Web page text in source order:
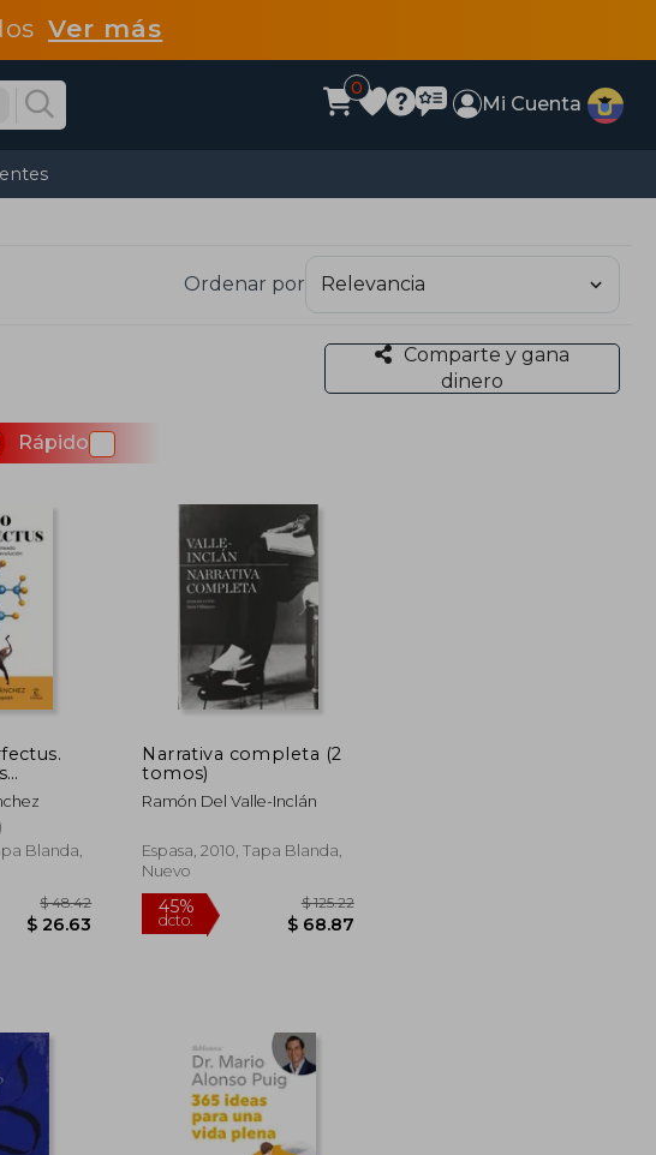
Ver más
0
Mi Cuenta
Ordenar por
Comparte y gana
dinero
Rápido
de
Blanda,
Narrativa completa (2
tomos)
Ramón Del Valle-Inclán
Espasa, 2010, Tapa Blanda,
Nuevo